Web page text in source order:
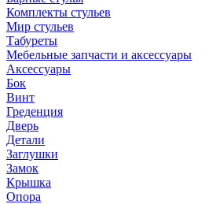
Комплекты стульев
Мир стульев
Табуреты
Мебельные запчасти и аксессуары
Аксессуары
Бок
Винт
Греденция
Дверь
Детали
Заглушки
Замок
Крышка
Опора